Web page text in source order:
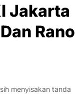
Jakarta
Rano
menyisakan tanda